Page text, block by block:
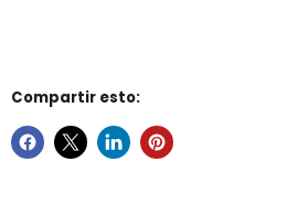
Compartir esto: